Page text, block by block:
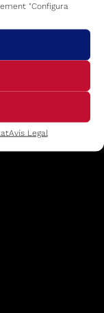
"Configura
Avís Legal